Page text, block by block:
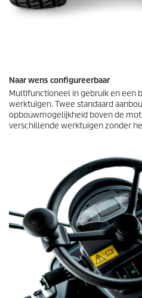
Naar wens configureerbaar
Multifunctioneel in gebruik en een
werktuigen. Twee standaard
opbouwmogelijkheid boven de
verschillende werktuigen zonder